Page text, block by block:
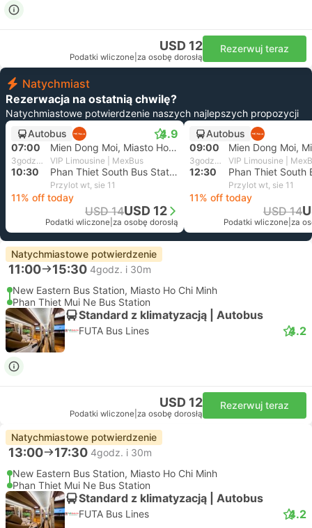
USD 12
Podatki wliczone za osobę dorosłą
Rezerwuj teraz
Natychmiast
Rezerwacja na ostatnią chwilę?
Natychmiastowe potwierdzenie naszych najlepszych propozycji
Autobus
4.9
07:00 Mien Dong Moi, Miasto Ho Chi Minh
3godz. i 30m VIP Limousine | MexBus
10:30 Phan Thiet South Bus Station, Bình Thuận
Przylot wt, sie 11
11% off today
USD 14USD 12
Podatki wliczone za osobę dorosłą
Autobus
09:00
3godz. i 30m VIP Limousine |
12:30
Przylot wt, sie 11
11% off today
USD 14
Podatki wliczone za
Natychmiastowe potwierdzenie
11:00 15:30 4godz. i 30m
New Eastern Bus Station, Miasto Ho Chi Minh
Phan Thiet Mui Ne Bus Station
Standard z klimatyzacją | Autobus
FUTA Bus Lines 4.2
USD 12
Podatki wliczone za osobę dorosłą
Rezerwuj teraz
Natychmiastowe potwierdzenie
13:00 17:30 4godz. i 30m
New Eastern Bus Station, Miasto Ho Chi Minh
Phan Thiet Mui Ne Bus Station
Standard z klimatyzacją | Autobus
FUTA Bus Lines 4.2